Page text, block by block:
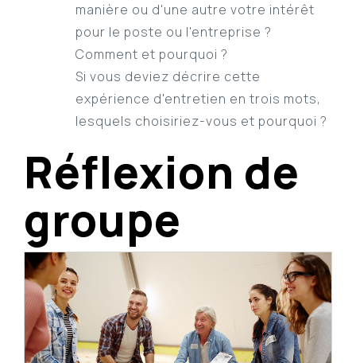
manière ou d'une autre votre intérêt
pour le poste ou l'entreprise ?
Comment et pourquoi ?
Si vous deviez décrire cette
expérience d'entretien en trois mots,
lesquels choisiriez-vous et pourquoi ?
Réflexion de
groupe